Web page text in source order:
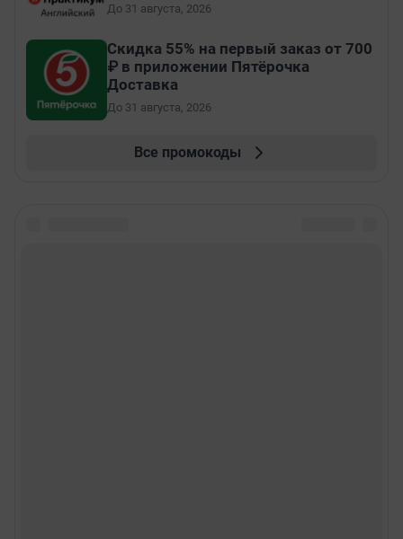
До 31 августа, 2026
Скидка 55% на первый заказ от 700
₽ в приложении Пятёрочка
Доставка
До 31 августа, 2026
Все промокоды